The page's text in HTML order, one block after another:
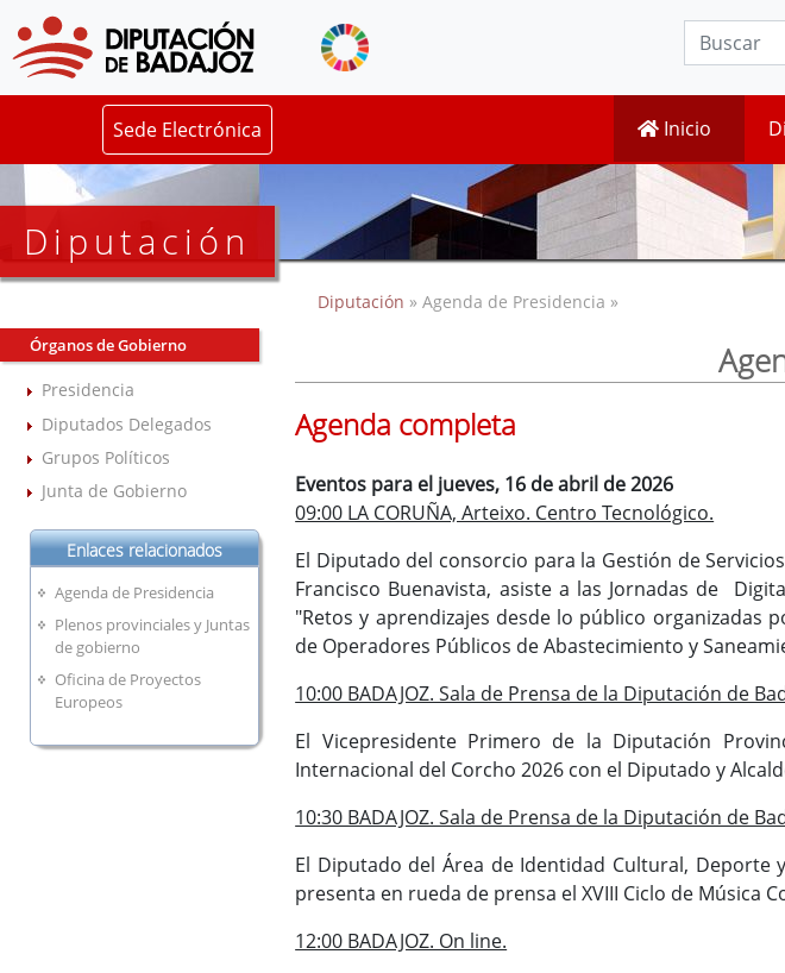
Sede Electrónica Inicio
Diputación
Órganos de Gobierno
Presidencia
Diputados Delegados
Grupos Políticos
Junta de Gobierno
Enlaces relacionados
Agenda de Presidencia
Plenos provinciales y Juntas
de gobierno
Oficina de Proyectos
Europeos
Diputación » Agenda de Presidencia »
Agenda completa
Eventos para el jueves, 16 de abril de 2026
09:00 LA CORUÑA, Arteixo. Centro Tecnológico.
El Diputado del consorcio para la Gestión de
Francisco Buenavista, asiste a las Jornadas de
"Retos y aprendizajes desde lo público organizadas
de Operadores Públicos de Abastecimiento y
10:00 BADAJOZ. Sala de Prensa de la Diputación de
El Vicepresidente Primero de la Diputación
Internacional del Corcho 2026 con el Diputado y
10:30 BADAJOZ. Sala de Prensa de la Diputación de
El Diputado del Área de Identidad Cultural, Deporte
presenta en rueda de prensa el XVIII Ciclo de Música
12:00 BADAJOZ. On line.